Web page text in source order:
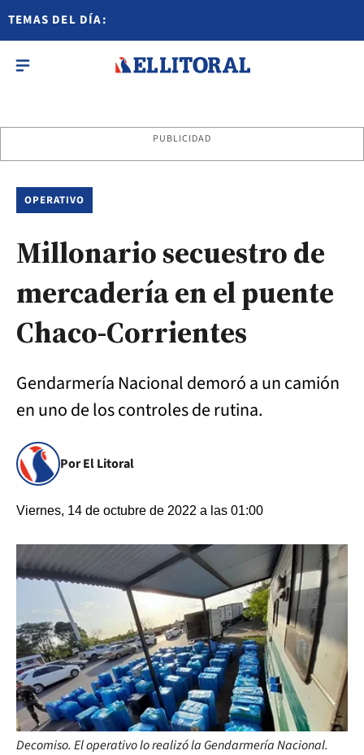
TEMAS DEL DÍA:
PUBLICIDAD
OPERATIVO
Millonario secuestro de
mercadería en el puente
Chaco-Corrientes
Gendarmería Nacional demoró a un camión
en uno de los controles de rutina.
Por El Litoral
Viernes, 14 de octubre de 2022 a las 01:00
Decomiso. El operativo lo realizó la Gendarmería Nacional.